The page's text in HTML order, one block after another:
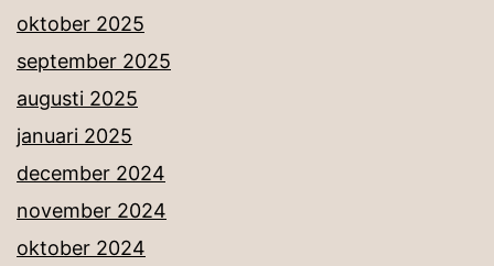
oktober 2025
september 2025
augusti 2025
januari 2025
december 2024
november 2024
oktober 2024